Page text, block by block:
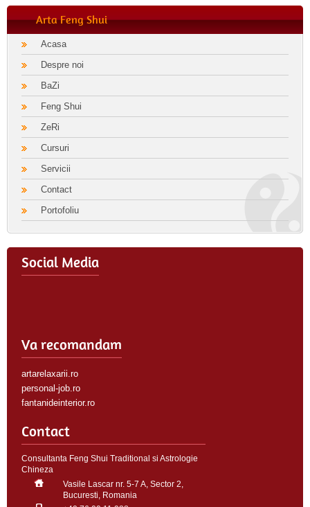
Arta Feng Shui
Acasa
Despre noi
BaZi
Feng Shui
ZeRi
Cursuri
Servicii
Contact
Portofoliu
Social Media
Va recomandam
artarelaxarii.ro
personal-job.ro
fantanideinterior.ro
Contact
Consultanta Feng Shui Traditional si Astrologie
Chineza
Vasile Lascar nr. 5-7 A, Sector 2,
Bucuresti, Romania